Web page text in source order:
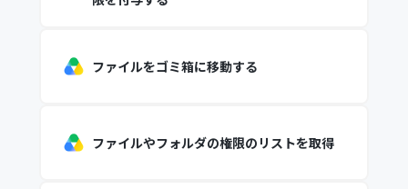
ファイルをゴミ箱に移動する
ファイルやフォルダの権限のリストを取得